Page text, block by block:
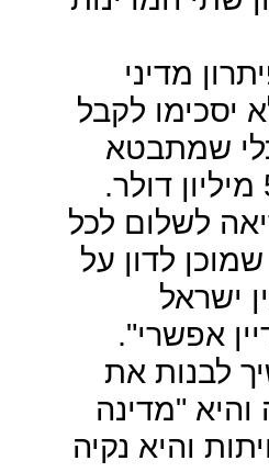
מדיני
יסכימו לקבל
שמתבטא
לשלום לכל
לדון על
ישראל
אפשרי".
לבנות את
"מדינה
והיא נקיה